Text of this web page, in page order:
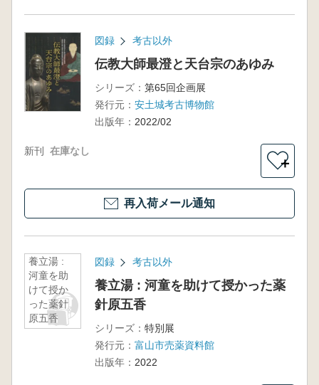
図録 考古以外
伝教大師最澄と天台宗のあゆみ
シリーズ： 第65回企画展
発行元： 安土城考古博物館
出版年： 2022/02
新刊 在庫なし
＋
再入荷メール通知
養立湯 :
河童を助
けて授か
った薬針
原五香
図録 考古以外
養立湯 : 河童を助けて授かった薬
針原五香
シリーズ： 特別展
発行元： 富山市売薬資料館
出版年： 2022